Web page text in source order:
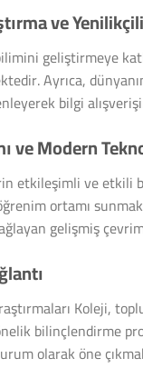
ve
geliştirmeye
Ayrıca,
bilgi
ve Modern
etkileşimli ve etkili
ortamı
gelişmiş
Koleji,
bilinçlendirme
olarak öne